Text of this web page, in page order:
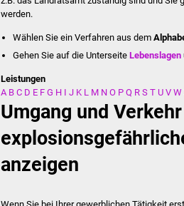
werden.
Wählen Sie ein Verfahren aus dem
Gehen Sie auf die UnterseiteLebenslagen
Leistungen
A B C D E F G H I J K L M N O P Q R S T U V W
Umgang und
anzeigen